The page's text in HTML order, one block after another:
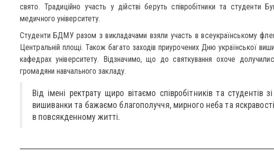
свято. Традиційно участь у дійстві беруть співробітники та студенти
медичного університету.
Студенти БДМУ разом з викладачами взяли участь в всеукраїнському
Центральній площі. Також багато заходів приурочених Дню української
кафедрах університету. Відзначимо, що до святкування охоче
громадяни навчального закладу.
Від імені ректрату щиро вітаємо співробітників та студентів
вишиванки та бажаємо благополуччя, мирного неба та
в повсякденному житті.